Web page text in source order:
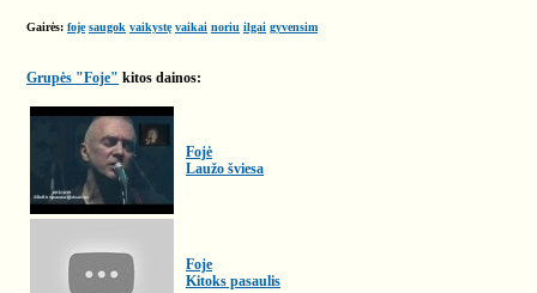
Gairės: foje saugok vaikystę vaikai noriu ilgai gyvensim
Grupės "Foje" kitos dainos:
Fojė
Laužo šviesa
Foje
Kitoks pasaulis